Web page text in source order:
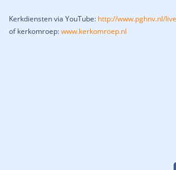
Kerkdiensten via YouTube: http://www.pghnv.nl/live
of kerkomroep:www.kerkomroep.nl